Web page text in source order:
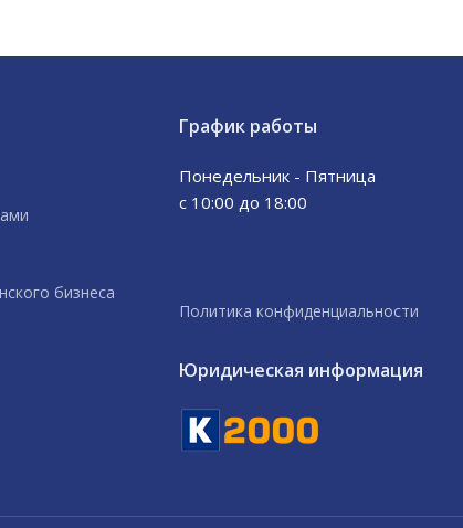
бизнеса
График работы
Понедельник - Пятница
с 10:00 до 18:00
Политика конфиденциальности
Юридическая информация